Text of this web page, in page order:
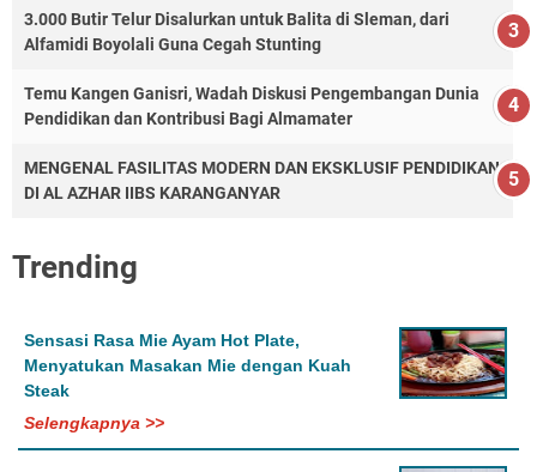
3.000 Butir Telur Disalurkan untuk Balita di Sleman, dari
Alfamidi Boyolali Guna Cegah Stunting
Temu Kangen Ganisri, Wadah Diskusi Pengembangan Dunia
Pendidikan dan Kontribusi Bagi Almamater
MENGENAL FASILITAS MODERN DAN EKSKLUSIF PENDIDIKAN
DI AL AZHAR IIBS KARANGANYAR
Trending
Sensasi Rasa Mie Ayam Hot Plate,
Menyatukan Masakan Mie dengan Kuah
Steak
Selengkapnya >>